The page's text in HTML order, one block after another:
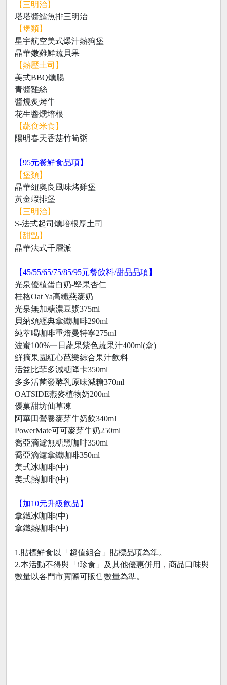
【三明治】
塔塔醬鱈魚排三明治
【堡類】
星宇航空美式爆汁熱狗堡
晶華嫩雞鮮蔬貝果
【熱壓土司】
美式BBQ燻腸
青醬雞絲
醬燒炙烤牛
花生醬燻培根
【蔬食米食】
陽明春天香菇竹筍粥
【95元餐鮮食品項】
【堡類】
晶華紐奧良風味烤雞堡
黃金蝦排堡
【三明治】
S-法式起司燻培根厚土司
【甜點】
晶華法式千層派
【45/55/65/75/85/95元餐飲料/甜品品項】
光泉優植蛋白奶-堅果杏仁
桂格Oat Ya高纖燕麥奶
光泉無加糖濃豆漿375ml
貝納頌經典拿鐵咖啡290ml
純萃喝咖啡重焙曼特寧275ml
波蜜100%一日蔬果紫色蔬果汁400ml(盒)
鮮摘果園紅心芭樂綜合果汁飲料
活益比菲多減糖降卡350ml
多多活菌發酵乳原味減糖370ml
OATSIDE燕麥植物奶200ml
優菓甜坊仙草凍
阿華田營養麥芽牛奶飲340ml
PowerMate可可麥芽牛奶250ml
喬亞滴濾無糖黑咖啡350ml
喬亞滴濾拿鐵咖啡350ml
美式冰咖啡(中)
美式熱咖啡(中)
【加10元升級飲品】
拿鐵冰咖啡(中)
拿鐵熱咖啡(中)
1.貼標鮮食以「超值組合」貼標品項為準。
2.本活動不得與「i珍食」及其他優惠併用，商品口味與
數量以各門市實際可販售數量為準。